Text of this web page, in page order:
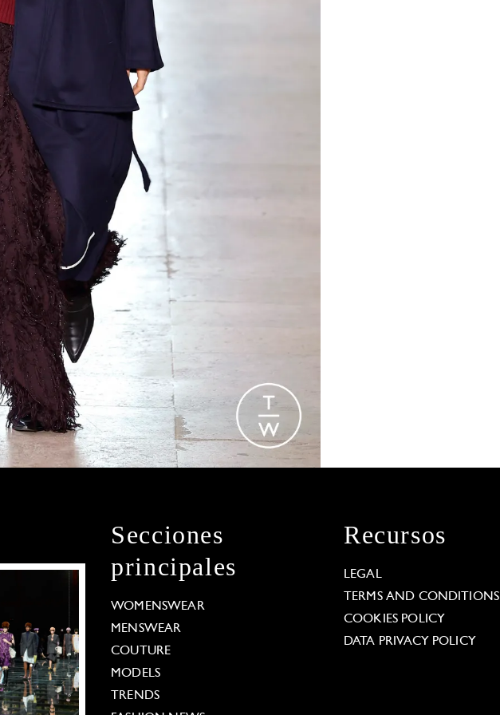
Secciones
principales
WOMENSWEAR
MENSWEAR
COUTURE
MODELS
TRENDS
Recursos
LEGAL
TERMS AND CONDITIONS
COOKIES POLICY
DATA PRIVACY POLICY